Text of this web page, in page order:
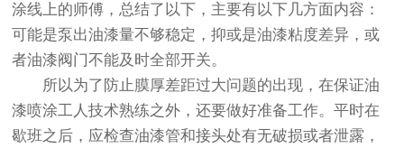
涂线上的师傅，总结了以下，主要有以下几方面内容：
可能是泵出油漆量不够稳定，抑或是油漆粘度差异，或
者油漆阀门不能及时全部开关。
所以为了防止膜厚差距过大问题的出现，在保证油
漆喷涂工人技术熟练之外，还要做好准备工作。平时在
歇班之后，应检查油漆管和接头处有无破损或者泄露，